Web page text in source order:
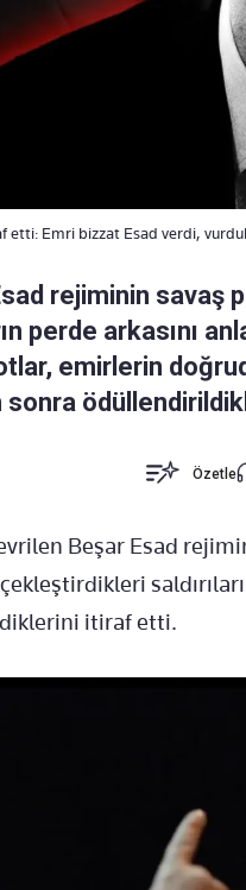
etti: Emri bizzat Esad verdi,
rejiminin savaş
perde arkasını
emirlerin
Özetle
Beşar Esad
itiraf etti.